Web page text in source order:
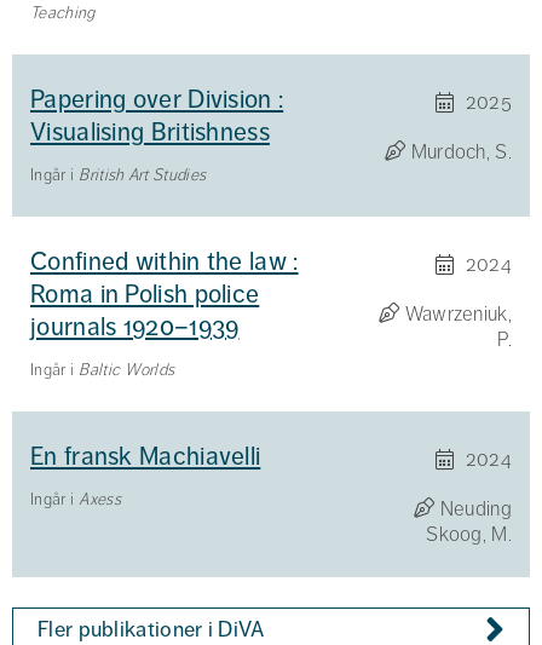
Teaching
Papering over Division :
Visualising Britishness
Ingår i British Art Studies
2025
Murdoch, S.
Confined within the law :
Roma in Polish police
journals 1920–1939
Ingår i Baltic Worlds
2024
Wawrzeniuk,
P.
En fransk Machiavelli
Ingår i Axess
2024
Neuding
Skoog, M.
Fler publikationer i DiVA